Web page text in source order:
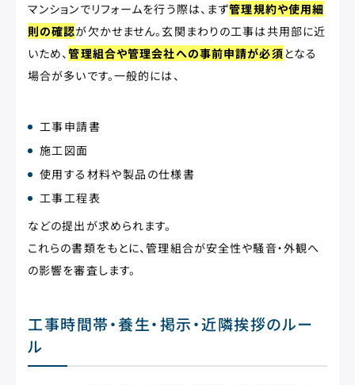
マンションでリフォームを行う際は、まず管理規約や使用細
則の確認が欠かせません。玄関まわりの工事は共用部に近
いため、管理組合や管理会社への事前申請が必須となる
場合が多いです。一般的には、
工事申請書
施工図面
使用する材料や製品の仕様書
工事工程表
などの提出が求められます。
これらの書類をもとに、管理組合が安全性や騒音・外観へ
の影響を審査します。
工事時間帯・養生・掲示・近隣挨拶のルー
ル